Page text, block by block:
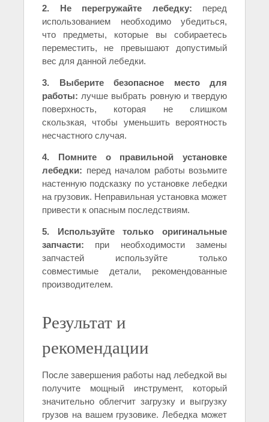
2. Не перегружайте лебедку: перед
использованием необходимо убедиться,
что предметы, которые вы собираетесь
переместить, не превышают допустимый
вес для данной лебедки.
3. Выберите безопасное место для
работы: лучше выбрать ровную и твердую
поверхность, которая не слишком
скользкая, чтобы уменьшить вероятность
несчастного случая.
4. Помните о правильной установке
лебедки: перед началом работы возьмите
настенную подсказку по установке лебедки
на грузовик. Неправильная установка может
привести к опасным последствиям.
5. Используйте только оригинальные
запчасти: при необходимости замены
запчастей используйте только
совместимые детали, рекомендованные
производителем.
Результат и
рекомендации
После завершения работы над лебедкой вы
получите мощный инструмент, который
значительно облегчит загрузку и выгрузку
грузов на вашем грузовике. Лебедка может